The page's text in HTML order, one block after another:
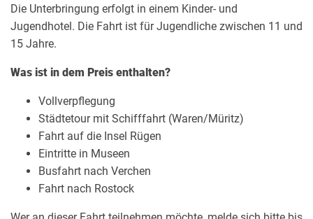
Die Unterbringung erfolgt in einem Kinder- und
Jugendhotel. Die Fahrt ist für Jugendliche zwischen 11 und
15 Jahre.
Was ist in dem Preis enthalten?
Vollverpflegung
Städtetour mit Schifffahrt (Waren/Müritz)
Fahrt auf die Insel Rügen
Eintritte in Museen
Busfahrt nach Verchen
Fahrt nach Rostock